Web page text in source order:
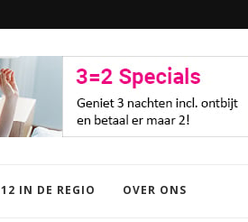
IN DE REGIO OVER ONS